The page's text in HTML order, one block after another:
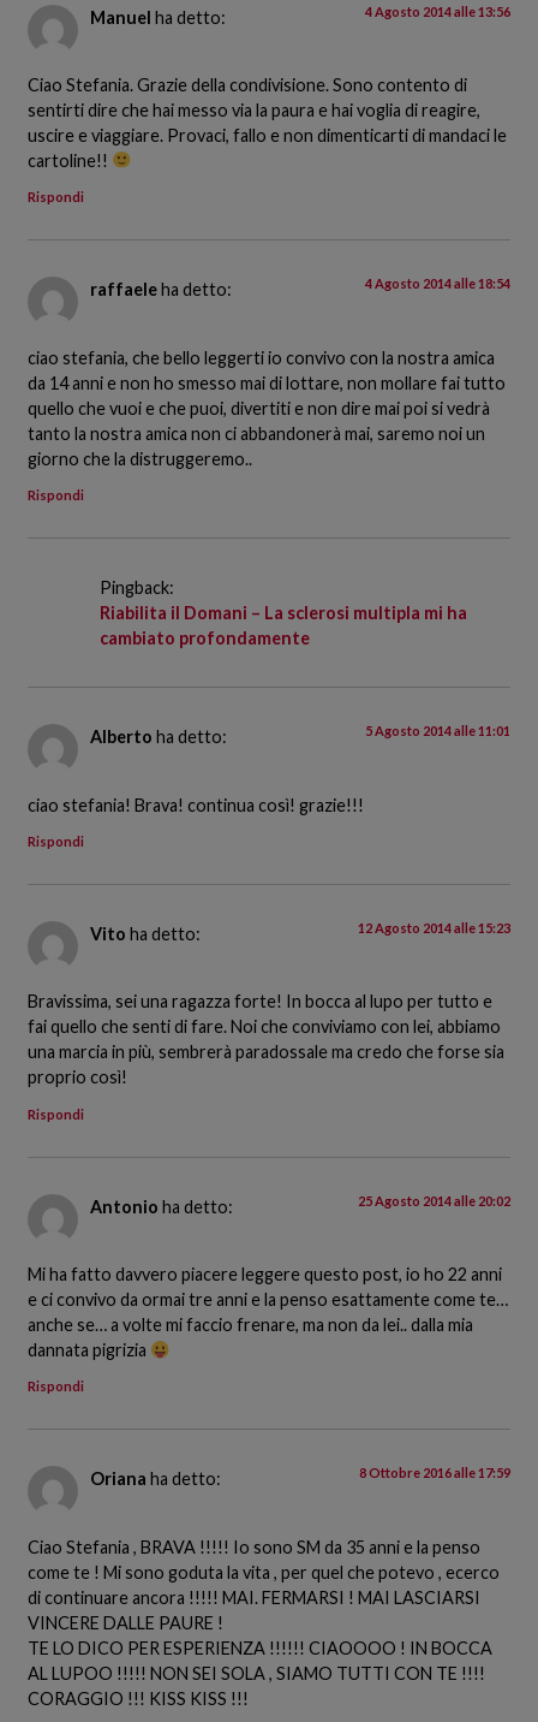
Manuel ha detto: 4 Agosto 2014 alle 13:56
Ciao Stefania. Grazie della condivisione. Sono contento di
sentirti dire che hai messo via la paura e hai voglia di reagire,
uscire e viaggiare. Provaci, fallo e non dimenticarti di mandaci le
cartoline!!
Rispondi
raffaele ha detto: 4 Agosto 2014 alle 18:54
ciao stefania, che bello leggerti io convivo con la nostra amica
da 14 anni e non ho smesso mai di lottare, non mollare fai tutto
quello che vuoi e che puoi, divertiti e non dire mai poi si vedrà
tanto la nostra amica non ci abbandonerà mai, saremo noi un
giorno che la distruggeremo..
Rispondi
Pingback:
Riabilita il Domani – La sclerosi multipla mi ha
cambiato profondamente
Alberto ha detto: 5 Agosto 2014 alle 11:01
ciao stefania! Brava! continua così! grazie!!!
Rispondi
Vito ha detto: 12 Agosto 2014 alle 15:23
Bravissima, sei una ragazza forte! In bocca al lupo per tutto e
fai quello che senti di fare. Noi che conviviamo con lei, abbiamo
una marcia in più, sembrerà paradossale ma credo che forse sia
proprio così!
Rispondi
Antonio ha detto: 25 Agosto 2014 alle 20:02
Mi ha fatto davvero piacere leggere questo post, io ho 22 anni
e ci convivo da ormai tre anni e la penso esattamente come te…
anche se… a volte mi faccio frenare, ma non da lei.. dalla mia
dannata pigrizia
Rispondi
Oriana ha detto: 8 Ottobre 2016 alle 17:59
Ciao Stefania , BRAVA !!!!! Io sono SM da 35 anni e la penso
come te ! Mi sono goduta la vita , per quel che potevo , ecerco
di continuare ancora !!!!! MAI. FERMARSI ! MAI LASCIARSI
VINCERE DALLE PAURE !
TE LO DICO PER ESPERIENZA !!!!!! CIAOOOO ! IN BOCCA
AL LUPOO !!!!! NON SEI SOLA , SIAMO TUTTI CON TE !!!!
CORAGGIO !!! KISS KISS !!!